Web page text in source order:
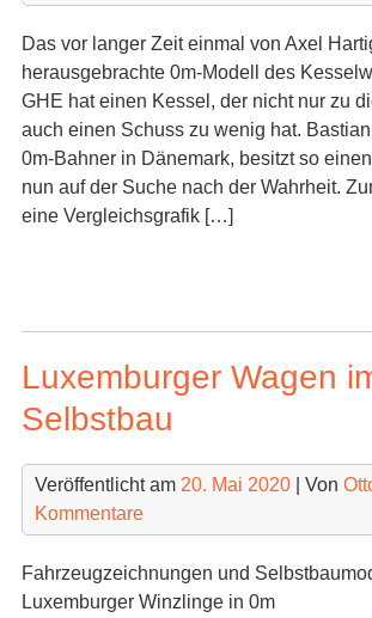
Das vor langer Zeit einmal von Axel
herausgebrachte 0m-Modell des
GHE hat einen Kessel, der nicht nur zu
auch einen Schuss zu wenig hat.
0m-Bahner in Dänemark, besitzt so
nun auf der Suche nach der Wahrheit.
eine Vergleichsgrafik […]
Luxemburger Wagen
Selbstbau
Veröffentlicht am 20. Mai 2020| Von
Kommentare
Fahrzeugzeichnungen und
Luxemburger Winzlinge in 0m